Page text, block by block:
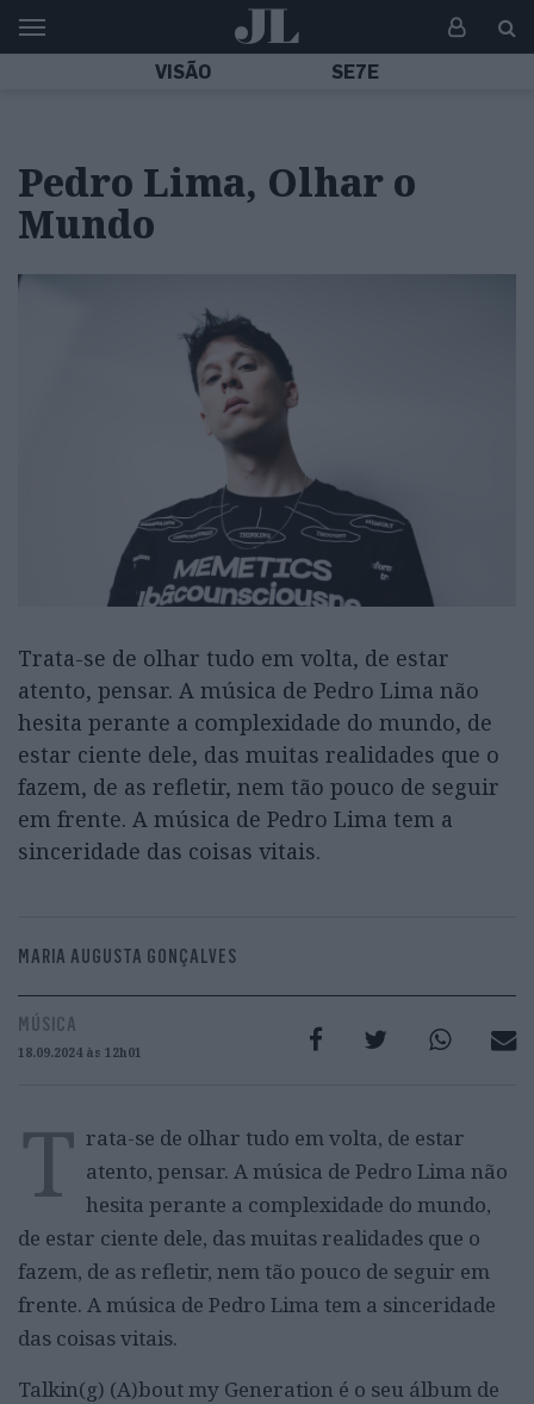
VISÃO SE7E
Pedro Lima, Olhar o
Mundo
Trata-se de olhar tudo em volta, de estar
atento, pensar. A música de Pedro Lima não
hesita perante a complexidade do mundo, de
estar ciente dele, das muitas realidades que o
fazem, de as refletir, nem tão pouco de seguir
em frente. A música de Pedro Lima tem a
sinceridade das coisas vitais.
MARIA AUGUSTA GONÇALVES
MÚSICA
18.09.2024 às 12h01
T rata-se de olhar tudo em volta, de estar
atento, pensar. A música de Pedro Lima não
hesita perante a complexidade do mundo,
de estar ciente dele, das muitas realidades que o
fazem, de as refletir, nem tão pouco de seguir em
frente. A música de Pedro Lima tem a sinceridade
das coisas vitais.
Talkin(g) (A)bout my Generation é o seu álbum de